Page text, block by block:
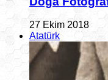
27 Ekim 2018
Atatürk